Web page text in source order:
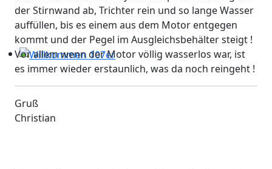
Willkommen 107er
der Stirnwand ab, Trichter rein und so lange Wasser
auffüllen, bis es einem aus dem Motor entgegen
kommt und der Pegel im Ausgleichsbehälter steigt !
Vor allem wenn der Motor völlig wasserlos war, ist
es immer wieder erstaunlich, was da noch reingeht !
Gruß
Christian